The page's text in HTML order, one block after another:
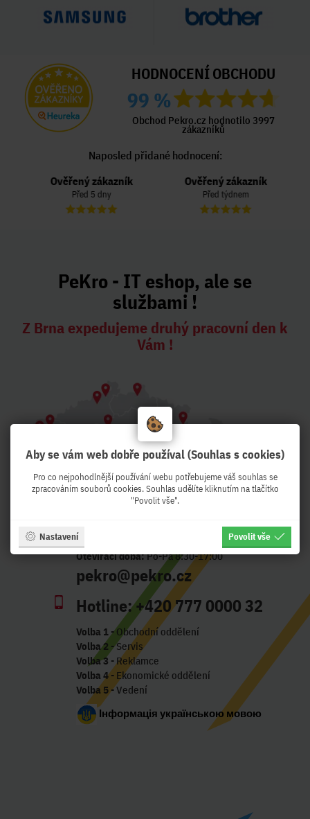
HODNOCENÍ OBCHODU
99 %
Obchod Pekro.cz hodnotilo 3997
zákazníků
Naposled přidané hodnocení:
Ověřený zákazník
Před 5 dny
Ověřený zákazník
Před týdnem
PeKro - IT eshop, ale se
službami !
Z Brna expedujeme druhý pracovní den k
Vám !
Adresa:
Otevírací doba:Po-Pá 8:30-17:00
pekro@pekro.cz
Hotline:+420 777 0000 32
Volba 1- Obchodní oddělení
Volba 2 - Servis
Volba 3 - Reklamce
Volba 4- Ekonomické oddělení
Volba 5- Vedení
Інформація українською мовою
Aby se vám web dobře používal (Souhlas s cookies)
Pro co nejpohodlnější používání webu potřebujeme váš souhlas se
zpracováním souborů cookies. Souhlas udělíte kliknutím na tlačítko
"Povolit vše".
Nastavení Povolit vše